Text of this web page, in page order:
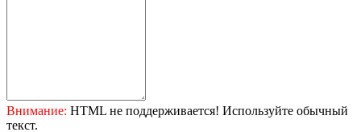
Внимание: HTML не поддерживается! Используйте обычный
текст.